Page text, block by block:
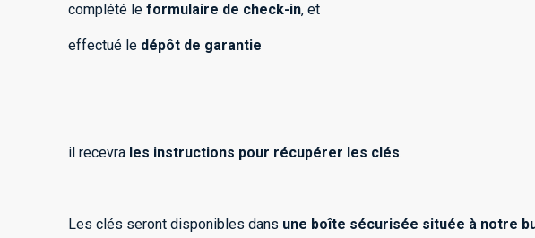
complété le formulaire de check-in, et
effectué le dépôt de garantie
il recevra les instructions pour récupérer les clés.
Les clés seront disponibles dans une boîte sécurisée située à notre